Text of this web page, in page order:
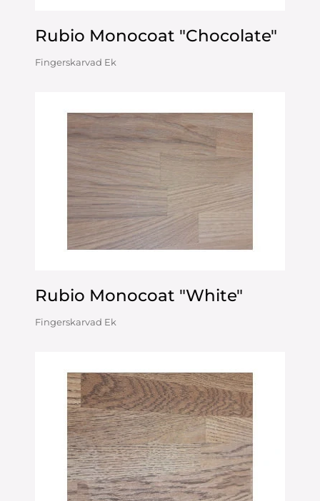
Rubio Monocoat "Chocolate"
Fingerskarvad Ek
Rubio Monocoat "White"
Fingerskarvad Ek